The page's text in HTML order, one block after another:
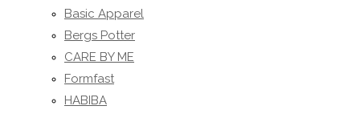
Basic Apparel
Bergs Potter
CARE BY ME
Formfast
HABIBA